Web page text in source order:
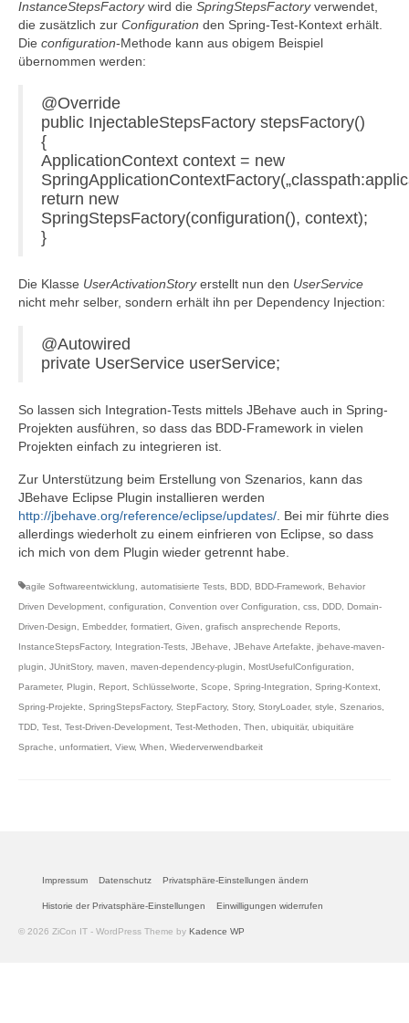
InstanceStepsFactorywird die SpringStepsFactoryverwendet,
die zusätzlich zur Configuration den Spring-Test-Kontext erhält.
Die configuration-Methode kann aus obigem Beispiel
übernommen werden:
@Override
public InjectableStepsFactory stepsFactory()
{
ApplicationContext context = new
return new
SpringStepsFactory(configuration(), context);
}
Die Klasse UserActivationStoryerstellt nun den UserService
nicht mehr selber, sondern erhält ihn per Dependency Injection:
@Autowired
private UserService userService;
So lassen sich Integration-Tests mittels JBehave auch in Spring-
Projekten ausführen, so dass das BDD-Framework in vielen
Projekten einfach zu integrieren ist.
Zur Unterstützung beim Erstellung von Szenarios, kann das
JBehave Eclipse Plugin installieren werden
http://jbehave.org/reference/eclipse/updates/ . Bei mir führte dies
allerdings wiederholt zu einem einfrieren von Eclipse, so dass
ich mich von dem Plugin wieder getrennt habe.
agile Softwareentwicklung automatisierte Tests BDD BDD-Framework Behavior
Driven Development configuration Convention over Configuration css DDD Domain-
Driven-Design
Embedder, formatiert Given grafisch ansprechende Reports
InstanceStepsFactory, Integration-Tests JBehave JBehave Artefakte
jbehave-maven-
plugin
JUnitStory, maven maven-dependency-plugin MostUsefulConfiguration
Parameter, Plugin Report Schlüsselworte Scope Spring-Integration Spring-Kontext
Spring-Projekte
SpringStepsFactory, StepFactory, Story, StoryLoader, style Szenarios
TDD Test Test-Driven-Development Test-Methoden Then ubiquitär, ubiquitäre
Sprache
unformatiert View, When Wiederverwendbarkeit
Impressum Datenschutz Privatsphäre-Einstellungen ändern
Historie der Privatsphäre-Einstellungen Einwilligungen widerrufen
© 2026 ZiCon IT - WordPress Theme by Kadence WP